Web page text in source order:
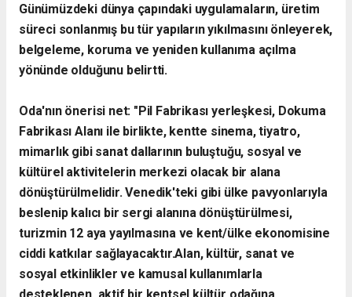
Günümüzdeki dünya çapındaki uygulamaların, üretim
süreci sonlanmış bu tür yapıların yıkılmasını önleyerek,
belgeleme, koruma ve yeniden kullanıma açılma
yönünde olduğunu belirtti.
​Oda'nın önerisi net: "Pil Fabrikası yerleşkesi, Dokuma
Fabrikası Alanı ile birlikte, kentte sinema, tiyatro,
mimarlık gibi sanat dallarının buluştuğu, sosyal ve
kültürel aktivitelerin merkezi olacak bir alana
dönüştürülmelidir. Venedik'teki gibi ülke pavyonlarıyla
beslenip kalıcı bir sergi alanına dönüştürülmesi,
turizmin 12 aya yayılmasına ve kent/ülke ekonomisine
ciddi katkılar sağlayacaktır.Alan, kültür, sanat ve
sosyal etkinlikler ve kamusal kullanımlarla